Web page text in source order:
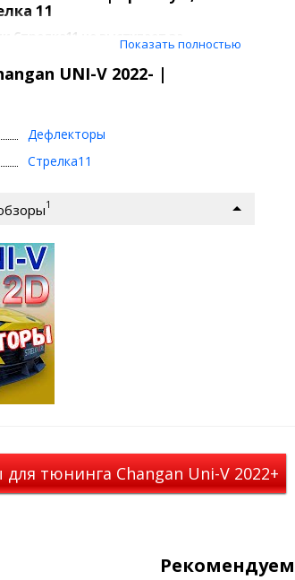
11
не выступает за
не создают
с автомобилем как единое
неотъемлемая часть, с
невидим.
хромированной полосой
могут состоять из: 2 частей или 4
на рамки дверей с
уже нанесен с задней стороны
тонированный
темными, но при этом из салона
дефлекторы окон?
для отличной вентиляции салона
выветривается влага из салона зимой
Показать полностью
UNI-V 2022- |
Дефлекторы
Стрелка11
1
для тюнинга Changan Uni-V 2022+